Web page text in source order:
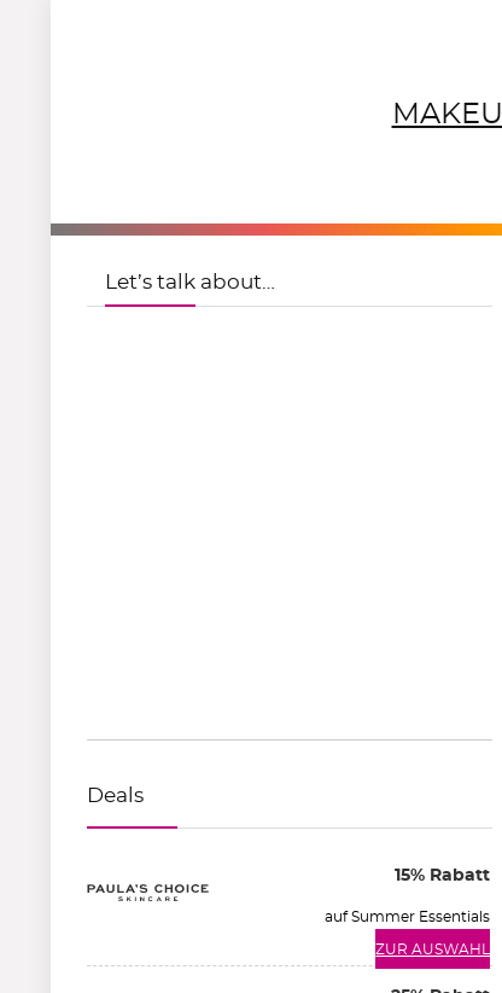
NEUTRALS
REDS
Let’s talk about…
Deals
15% Rabatt
auf Summer Essentials
ZUR AUSWAHL